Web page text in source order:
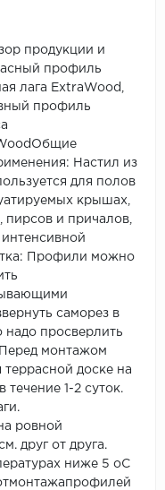
продукции и
профиль
лага ExtraWood,
профиль
Настил из
для полов
крышах,
пирсов и причалов,
Профили можно
саморез в
просверлить
монтажом
доске на
1-2 суток.
ровной
друг от друга.
ниже 5 оС